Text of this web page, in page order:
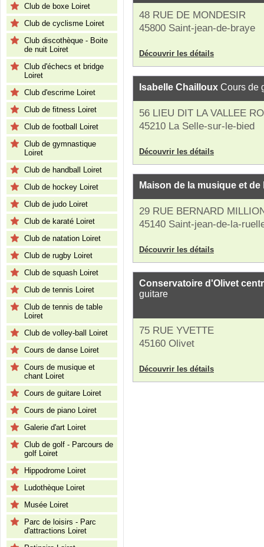
Club de boxe Loiret
Club de cyclisme Loiret
Club discothèque - Boite
de nuit Loiret
Club d'échecs et bridge
Loiret
Club d'escrime Loiret
Club de fitness Loiret
Club de football Loiret
Club de gymnastique
Loiret
Club de handball Loiret
Club de hockey Loiret
Club de judo Loiret
Club de karaté Loiret
Club de natation Loiret
Club de rugby Loiret
Club de squash Loiret
Club de tennis Loiret
Club de tennis de table
Loiret
Club de volley-ball Loiret
Cours de danse Loiret
Cours de musique et
chant Loiret
Cours de guitare Loiret
Cours de piano Loiret
Galerie d'art Loiret
Club de golf - Parcours de
golf Loiret
Hippodrome Loiret
Ludothèque Loiret
Musée Loiret
Parc de loisirs - Parc
d'attractions Loiret
48 RUE DE MONDESIR
45800 Saint-jean-de-braye
Découvrir les détails
Isabelle Chailloux Cours de
56 LIEU DIT LA VALLEE
45210 La Selle-sur-le-bied
Découvrir les détails
Maison de la musique et de
29 RUE BERNARD
45140 Saint-jean-de-la-
Découvrir les détails
Conservatoire d'Olivet
guitare
75 RUE YVETTE
45160 Olivet
Découvrir les détails